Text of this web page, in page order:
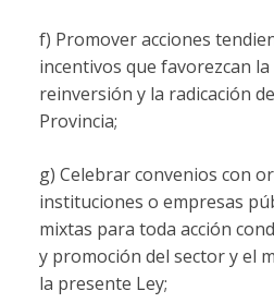
f) Promover acciones
incentivos que favorezcan
reinversión y la radicación
Provincia;
g) Celebrar convenios con
instituciones o empresas
mixtas para toda acción
y promoción del sector y el
la presente Ley;